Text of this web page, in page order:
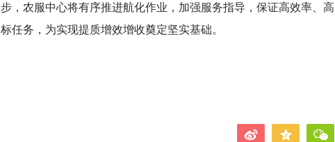
，农服中心将有序推进航化作业，加强服务指导，保证高效率、高
任务，为实现提质增效增收奠定坚实基础。